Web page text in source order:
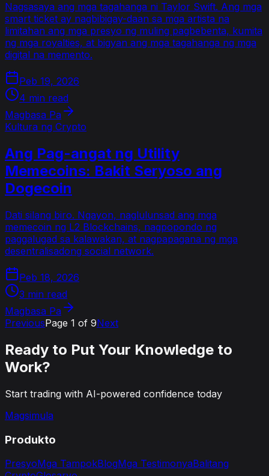
Nagsasaya ang mga tagahanga ni Taylor Swift. Ang mga
smart ticket ay nagbibigay-daan sa mga artista na
limitahan ang mga presyo ng muling pagbebenta, kumita
ng mga royalties, at bigyan ang mga tagahanga ng mga
digital na memento.
Peb 19, 2026
4 min read
Magbasa Pa
Kultura ng Crypto
Ang Pag-angat ng Utility
Memecoins: Bakit Seryoso ang
Dogecoin
Dati silang biro. Ngayon, naglulunsad ang mga
memecoin ng L2 Blockchains, nagpopondo ng
paggalugad sa kalawakan, at nagpapagana ng mga
desentralisadong social network.
Peb 18, 2026
3 min read
Magbasa Pa
PreviousPage 1 of 9Next
Ready to Put Your Knowledge to
Work?
Start trading with AI-powered confidence today
Magsimula
Produkto
PresyoMga TampokBlogMga TestimonyaBalitang